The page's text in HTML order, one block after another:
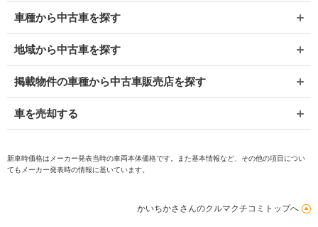
車種から中古車を探す
地域から中古車を探す
掲載物件の車種から中古車販売店を探す
車を売却する
新車時価格はメーカー発表当時の車両本体価格です。また基本情報など、その他の項目につい
てもメーカー発表時の情報に基いています。
かいちかささんのクルマクチコミトップへ